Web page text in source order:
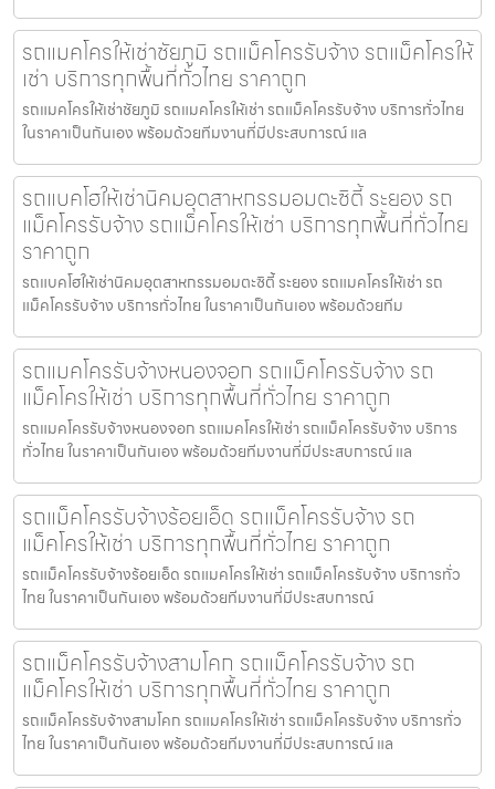
รถแมคโครให้เช่าชัยภูมิ รถแม็คโครรับจ้าง รถแม็คโครให้
เช่า บริการทุกพื้นที่ทั่วไทย ราคาถูก
รถแมคโครให้เช่าชัยภูมิ รถแมคโครให้เช่า รถแม็คโครรับจ้าง บริการทั่วไทย
ในราคาเป็นกันเอง พร้อมด้วยทีมงานที่มีประสบการณ์ แล
รถแบคโฮให้เช่านิคมอุตสาหกรรมอมตะซิตี้ ระยอง รถ
แม็คโครรับจ้าง รถแม็คโครให้เช่า บริการทุกพื้นที่ทั่วไทย
ราคาถูก
รถแบคโฮให้เช่านิคมอุตสาหกรรมอมตะซิตี้ ระยอง รถแมคโครให้เช่า รถ
แม็คโครรับจ้าง บริการทั่วไทย ในราคาเป็นกันเอง พร้อมด้วยทีม
รถแมคโครรับจ้างหนองจอก รถแม็คโครรับจ้าง รถ
แม็คโครให้เช่า บริการทุกพื้นที่ทั่วไทย ราคาถูก
รถแมคโครรับจ้างหนองจอก รถแมคโครให้เช่า รถแม็คโครรับจ้าง บริการ
ทั่วไทย ในราคาเป็นกันเอง พร้อมด้วยทีมงานที่มีประสบการณ์ แล
รถแม็คโครรับจ้างร้อยเอ็ด รถแม็คโครรับจ้าง รถ
แม็คโครให้เช่า บริการทุกพื้นที่ทั่วไทย ราคาถูก
รถแม็คโครรับจ้างร้อยเอ็ด รถแมคโครให้เช่า รถแม็คโครรับจ้าง บริการทั่ว
ไทย ในราคาเป็นกันเอง พร้อมด้วยทีมงานที่มีประสบการณ์
รถแม็คโครรับจ้างสามโคก รถแม็คโครรับจ้าง รถ
แม็คโครให้เช่า บริการทุกพื้นที่ทั่วไทย ราคาถูก
รถแม็คโครรับจ้างสามโคก รถแมคโครให้เช่า รถแม็คโครรับจ้าง บริการทั่ว
ไทย ในราคาเป็นกันเอง พร้อมด้วยทีมงานที่มีประสบการณ์ แล